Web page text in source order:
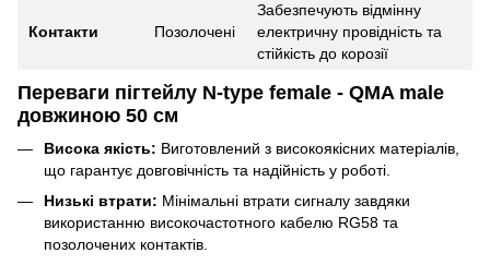
Контакти Позолочені
Забезпечують відмінну
електричну провідність та
стійкість до корозії
Переваги пігтейлу N-type female - QMA male
довжиною 50 см
Висока якість: Виготовлений з високоякісних матеріалів,
що гарантує довговічність та надійність у роботі.
Низькі втрати: Мінімальні втрати сигналу завдяки
використанню високочастотного кабелю RG58 та
позолочених контактів.